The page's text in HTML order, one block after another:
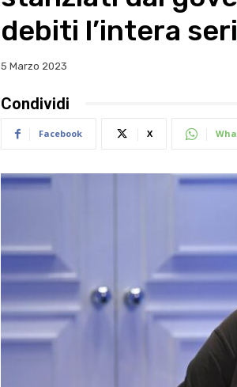
debiti l’intera
5 Marzo 2023
Condividi
Facebook X